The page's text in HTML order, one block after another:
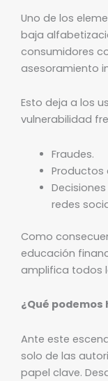
Uno de los
baja
consumidores
asesoramiento
Esto deja a los
vulnerabilidad
Fraudes.
Productos
redes
Como
educación
amplifica todos
¿Qué
Ante este
solo de las
papel clave.